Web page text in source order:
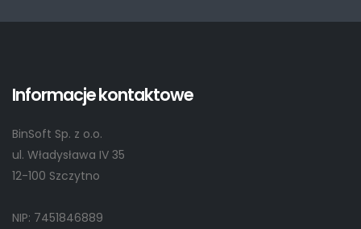
Informacje kontaktowe
BinSoft Sp. z o.o.
ul. Władysława IV 35
12-100 Szczytno
NIP: 7451846889